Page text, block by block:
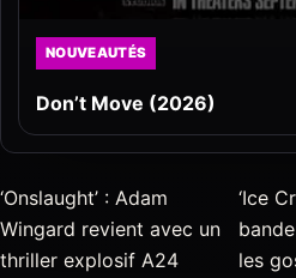
NOUVEAUTÉS
Don’t Move (2026)
‘Onslaught’ : Adam
Wingard revient avec un
thriller explosif A24
‘Ice
les